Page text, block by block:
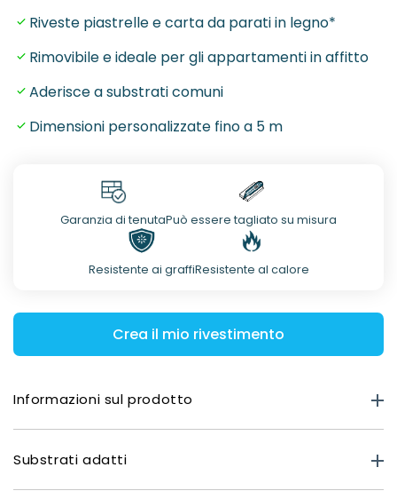
Riveste piastrelle e carta da parati in legno*
Rimovibile e ideale per gli appartamenti in affitto
Aderisce a substrati comuni
Dimensioni personalizzate fino a 5 m
Garanzia di tenutaPuò essere tagliato su misura
Resistente ai graffiResistente al calore
Crea il mio rivestimento
Informazioni sul prodotto
Substrati adatti